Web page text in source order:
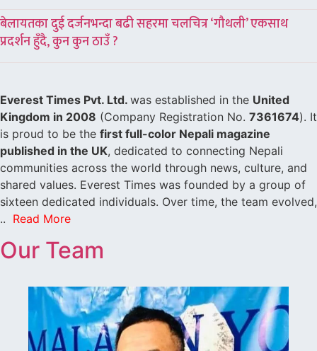
बेलायतका दुई दर्जनभन्दा बढी सहरमा चलचित्र ‘गौथली’ एकसाथ
प्रदर्शन हुँदै, कुन कुन ठाउँ ?
Everest Times Pvt. Ltd. was established in the United
Kingdom in 2008 (Company Registration No. 7361674). It
is proud to be the first full-color Nepali magazine
published in the UK, dedicated to connecting Nepali
communities across the world through news, culture, and
shared values. Everest Times was founded by a group of
sixteen dedicated individuals. Over time, the team evolved,
.. Read More
Our Team